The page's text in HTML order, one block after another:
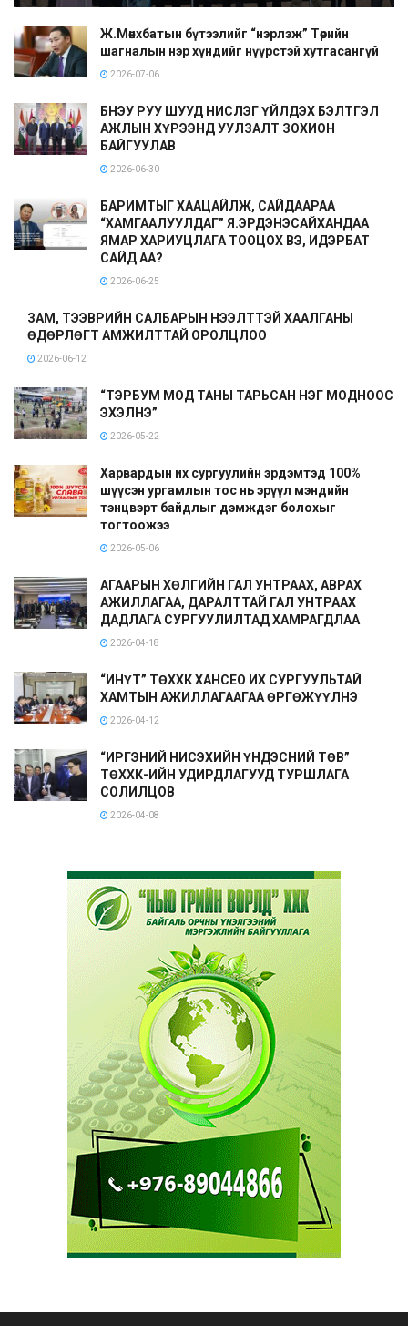
Ж.Мөнхбатын бүтээлийг “нэрлэж” Төрийн
шагналын нэр хүндийг нүүрстэй хутгасангүй
2026-07-06
БНЭУ РУУ ШУУД НИСЛЭГ ҮЙЛДЭХ БЭЛТГЭЛ
АЖЛЫН ХҮРЭЭНД УУЛЗАЛТ ЗОХИОН
БАЙГУУЛАВ
2026-06-30
БАРИМТЫГ ХААЦАЙЛЖ, САЙДААРАА
“ХАМГААЛУУЛДАГ” Я.ЭРДЭНЭСАЙХАНДАА
ЯМАР ХАРИУЦЛАГА ТООЦОХ ВЭ, ИДЭРБАТ
САЙД АА?
2026-06-25
ЗАМ, ТЭЭВРИЙН САЛБАРЫН НЭЭЛТТЭЙ ХААЛГАНЫ
ӨДӨРЛӨГТ АМЖИЛТТАЙ ОРОЛЦЛОО
2026-06-12
“ТЭРБУМ МОД ТАНЫ ТАРЬСАН НЭГ МОДНООС
ЭХЭЛНЭ”
2026-05-22
Харвардын их сургуулийн эрдэмтэд 100%
шүүсэн ургамлын тос нь эрүүл мэндийн
тэнцвэрт байдлыг дэмждэг болохыг
тогтоожээ
2026-05-06
АГААРЫН ХӨЛГИЙН ГАЛ УНТРААХ, АВРАХ
АЖИЛЛАГАА, ДАРАЛТТАЙ ГАЛ УНТРААХ
ДАДЛАГА СУРГУУЛИЛТАД ХАМРАГДЛАА
2026-04-18
“ИНҮТ” ТӨХХК ХАНСЕО ИХ СУРГУУЛЬТАЙ
ХАМТЫН АЖИЛЛАГААГАА ӨРГӨЖҮҮЛНЭ
2026-04-12
“ИРГЭНИЙ НИСЭХИЙН ҮНДЭСНИЙ ТӨВ”
ТӨХХК-ИЙН УДИРДЛАГУУД ТУРШЛАГА
СОЛИЛЦОВ
2026-04-08